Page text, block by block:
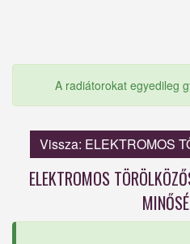
A radiátorokat egyedileg
Vissza: ELEKTROMOS
ELEKTROMOS